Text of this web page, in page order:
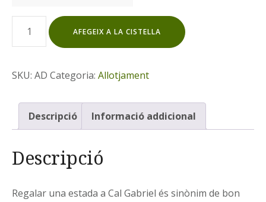
Xec
-
esmorzar
AFEGEIX A LA CISTELLA
SKU: AD Categoria: Allotjament
Descripció Informació addicional
Descripció
Regalar una estada a Cal Gabriel és sinònim de bon